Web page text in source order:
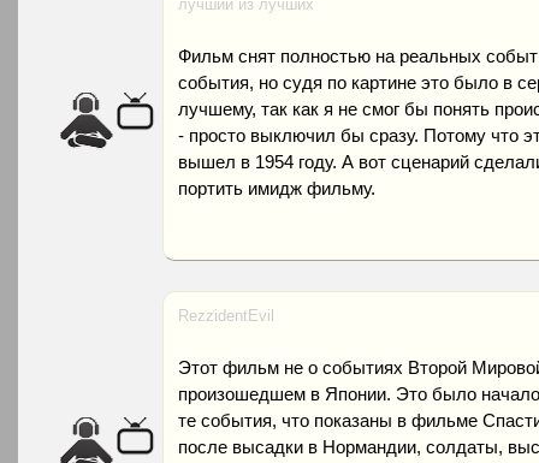
лучший из лучших
Фильм снят полностью на реальных
события, но судя по картине это было в
лучшему, так как я не смог бы понять
- просто выключил бы сразу. Потому что
вышел в 1954 году. А вот сценарий
портить имидж фильму.
RezzidentEvil
Этот фильм не о событиях Второй
произошедшем в Японии. Это было
те события, что показаны в фильме
после высадки в Нормандии, солдаты,